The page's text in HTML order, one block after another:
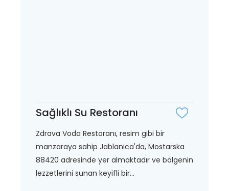
Sağlıklı Su Restoranı
Zdrava Voda Restoranı, resim gibi bir
manzaraya sahip Jablanica'da, Mostarska
88420 adresinde yer almaktadır ve bölgenin
lezzetlerini sunan keyifli bir...